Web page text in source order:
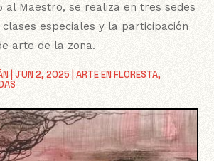
|JUN 2, 2025 |ARTE EN FLORESTA,
al Maestro, se realiza en tres sedes
especiales y la participación
arte de la zona.